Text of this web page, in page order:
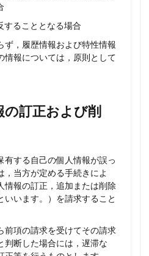
することとなる場合
ず，履歴情報および特性情報
情報については，原則として
訂正および削
有する自己の個人情報が誤っ
，当方が定める手続きによ
情報の訂正，追加または削除
いいます。）を請求すること
前項の請求を受けてその請求
判断した場合には，遅滞な